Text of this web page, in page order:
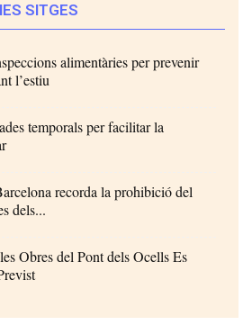
SITGES
alimentàries per prevenir
l’estiu
temporals per facilitar la
recorda la prohibició del
dels...
Obres del Pont dels Ocells Es